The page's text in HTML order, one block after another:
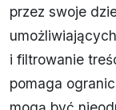
przez swoje
i filtrowanie
pomaga